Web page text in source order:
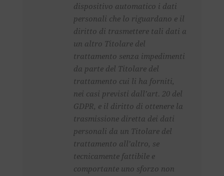
dispositivo automatico i dati
personali che lo riguardano e il
diritto di trasmettere tali dati a
un altro Titolare del
trattamento senza impedimenti
da parte del Titolare del
trattamento cui li ha forniti,
nei casi previsti dall’art. 20 del
GDPR, e il diritto di ottenere la
trasmissione diretta dei dati
personali da un Titolare del
trattamento all’altro, se
tecnicamente fattibile e
comportante uno sforzo non